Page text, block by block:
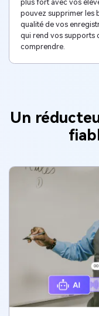
plus fort avec vos
pouvez supprimer les
qualité de vos
qui rend vos supports
comprendre.
Un